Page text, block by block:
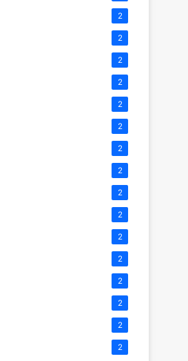
2
2
2
2
2
2
2
2
2
2
2
2
2
2
2
2